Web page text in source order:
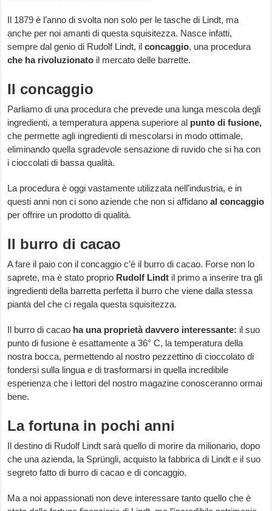
Il 1879 è l’anno di svolta non solo per le tasche di Lindt, ma
anche per noi amanti di questa squisitezza. Nasce infatti,
sempre dal genio di Rudolf Lindt, ilconcaggio, una procedura
che ha rivoluzionato il mercato delle barrette.
Il concaggio
Parliamo di una procedura che prevede una lunga mescola degli
ingredienti, a temperatura appena superiore al punto di fusione,
che permette agli ingredienti di mescolarsi in modo ottimale,
eliminando quella sgradevole sensazione di ruvido che si ha con
i cioccolati di bassa qualità.
La procedura è oggi vastamente utilizzata nell’industria, e in
questi anni non ci sono aziende che non si affidanoal concaggio
per offrire un prodotto di qualità.
Il burro di cacao
A fare il paio con il concaggio c’è il burro di cacao. Forse non lo
saprete, ma è stato proprio Rudolf Lindt il primo a inserire tra gli
ingredienti della barretta perfetta il burro che viene dalla stessa
pianta del che ci regala questa squisitezza.
Il burro di cacao ha una proprietà davvero interessante: il suo
punto di fusione è esattamente a 36° C, la temperatura della
nostra bocca, permettendo al nostro pezzettino di cioccolato di
fondersi sulla lingua e di trasformarsi in quella incredibile
esperienza che i lettori del nostro magazine conosceranno ormai
bene.
La fortuna in pochi anni
Il destino di Rudolf Lindt sarà quello di morire da milionario, dopo
che una azienda, la Sprüngli, acquisto la fabbrica di Lindt e il suo
segreto fatto di burro di cacao e di concaggio.
Ma a noi appassionati non deve interessare tanto quello che è